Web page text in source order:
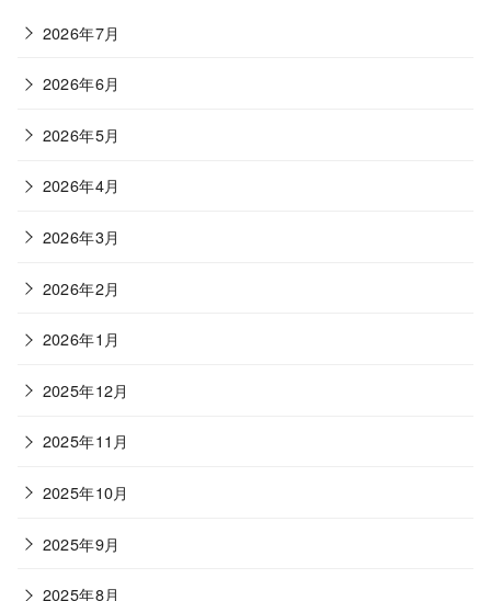
ー 2026年7月
2026年6月
2026年5月
2026年4月
2026年3月
2026年2月
2026年1月
2025年12月
2025年11月
2025年10月
2025年9月
2025年8月